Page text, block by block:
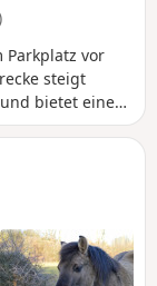
Parkplatz vor
steigt
bietet einen
und
der Forest –